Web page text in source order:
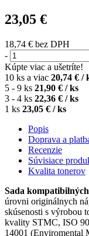
23,05 €
18,74 € bez DPH
-
Kúpte viac a ušetríte!
10 ks a viac 20,74 € /
5 - 9 ks 21,90 € / ks
3 - 4 ks 22,36 € / ks
1 ks 23,05 € / ks
Popis
Doprava a
Recenzie
Súvisiace
Kvalita tonerov
Sada
úrovni originálnych
skúsenosti s výrobou
kvality STMC, ISO
14001 (Enviromental